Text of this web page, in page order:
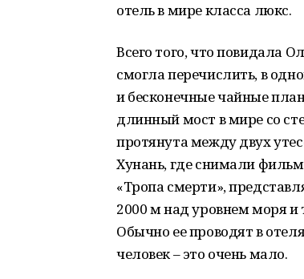
отель в мире класса люкс.
Всего того, что повидала
смогла перечислить, в
и бесконечные чайные
длинный мост в мире со
протянута между двух
Хунань, где снимали
«Тропа смерти»,
2000 м над уровнем моря и
Обычно ее проводят в
человек – это очень мало.